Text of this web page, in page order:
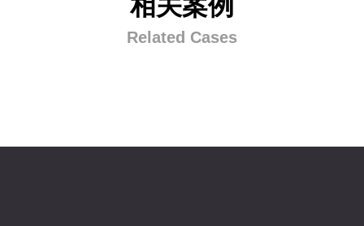
Related Cases